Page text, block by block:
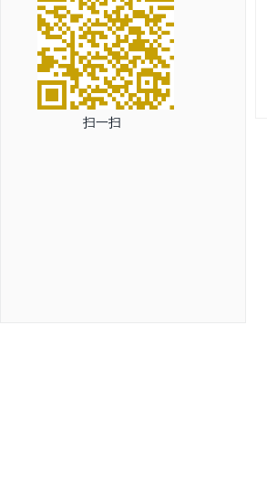
扫一扫